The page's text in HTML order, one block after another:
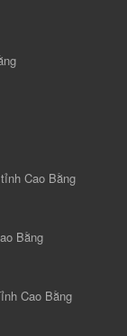
Cao Bằng
Bằng
Cao Bằng